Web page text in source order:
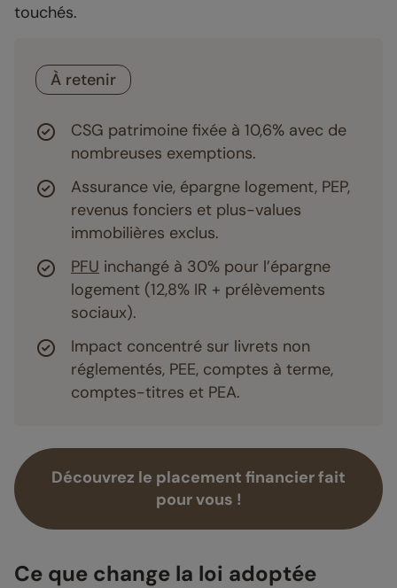
touchés.
À retenir
CSG patrimoine fixée à 10,6% avec de
nombreuses exemptions.
Assurance vie, épargne logement, PEP,
revenus fonciers et plus-values
immobilières exclus.
PFU inchangé à 30% pour l’épargne
logement (12,8% IR + prélèvements
sociaux).
Impact concentré sur livrets non
réglementés, PEE, comptes à terme,
comptes-titres et PEA.
Découvrez le placement financier fait
pour vous !
Ce que change la loi adoptée